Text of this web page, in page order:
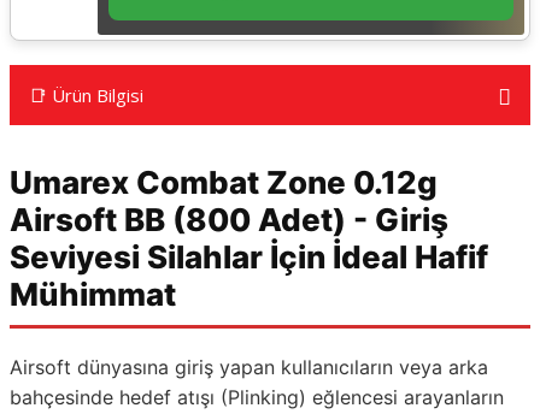
📑 Ürün Bilgisi
Umarex Combat Zone 0.12g
Airsoft BB (800 Adet) - Giriş
Seviyesi Silahlar İçin İdeal Hafif
Mühimmat
Airsoft dünyasına giriş yapan kullanıcıların veya arka
bahçesinde hedef atışı (Plinking) eğlencesi arayanların